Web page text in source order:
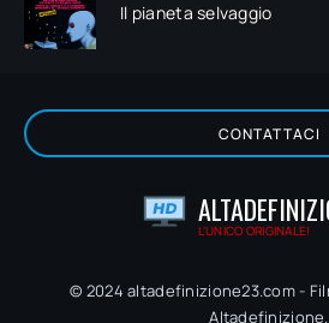
Il pianeta selvaggio
CONTATTACI
L'UNICO ORIGINALE!
© 2024 altadefinizione23.com -
Altadefinizione.